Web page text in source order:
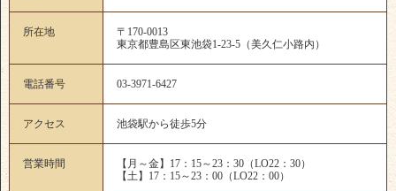
所在地
〒170-0013
東京都豊島区東池袋1-23-5（美久仁小路内）
電話番号 03-3971-6427
アクセス 池袋駅から徒歩5分
営業時間
【月～金】17：15～23：30（LO22：30）
【土】17：15～23：00（LO22：00）